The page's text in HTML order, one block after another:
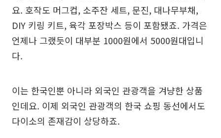
요. 호작도 머그컵, 소주잔 세트, 문진, 대나무부채,
DIY 키링 키트, 육각 포장박스 등이 포함됐죠. 가격은
언제나 그랬듯이 대부분 1000원에서 5000원대입니
다.
이는 한국인뿐 아니라 외국인 관광객을 겨냥한 상품
인데요. 이제 외국인 관광객의 한국 쇼핑 동선에서도
다이소의 존재감이 상당하죠.